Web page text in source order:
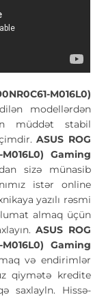
M016L0)
modellərdən
müddət stabil
ASUS ROG
M016L0) Gaming
sizə münasib
istər online
yazılı rəsmi
almaq üçün
ASUS ROG
M016L0) Gaming
və endirimlər
qiymətə kredite
saxlayln. Hissə-